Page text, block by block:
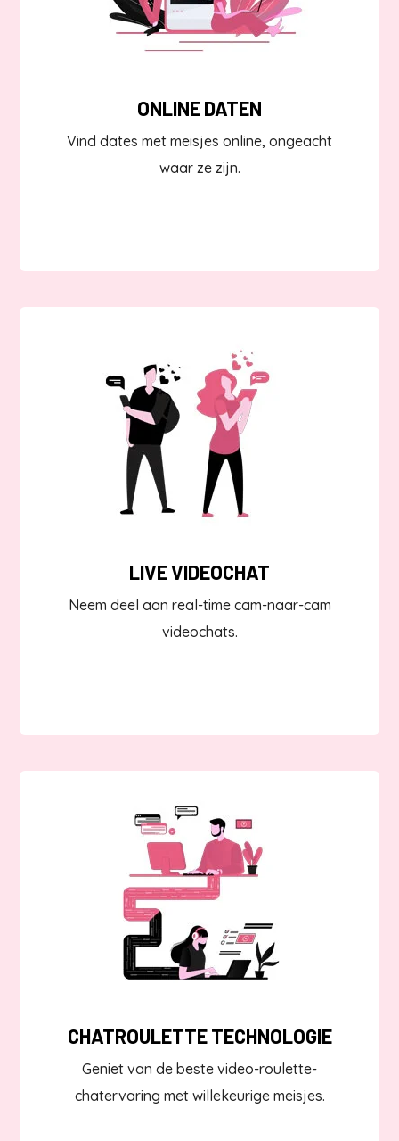
ONLINE DATEN
Vind dates met meisjes online, ongeacht
waar ze zijn.
LIVE VIDEOCHAT
Neem deel aan real-time cam-naar-cam
videochats.
CHATROULETTE TECHNOLOGIE
Geniet van de beste video-roulette-
chatervaring met willekeurige meisjes.